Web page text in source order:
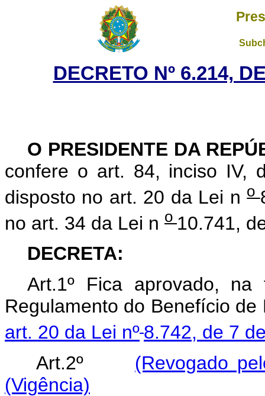
DECRETO Nº 6.214,
O PRESIDENTE DA
confere o art. 84, inciso IV,
disposto no art. 20 da Lei no
no art. 34 da Lei n o 10.741,
DECRETA:
Art.1º Fica aprovado,
Regulamento do Benefício
art. 20 da Lei nº 8.742, de 7
Art.2º
(Revogado
(Vigência)